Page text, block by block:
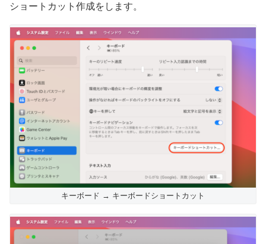
ショートカット作成をします。
キーボード → キーボードショートカット